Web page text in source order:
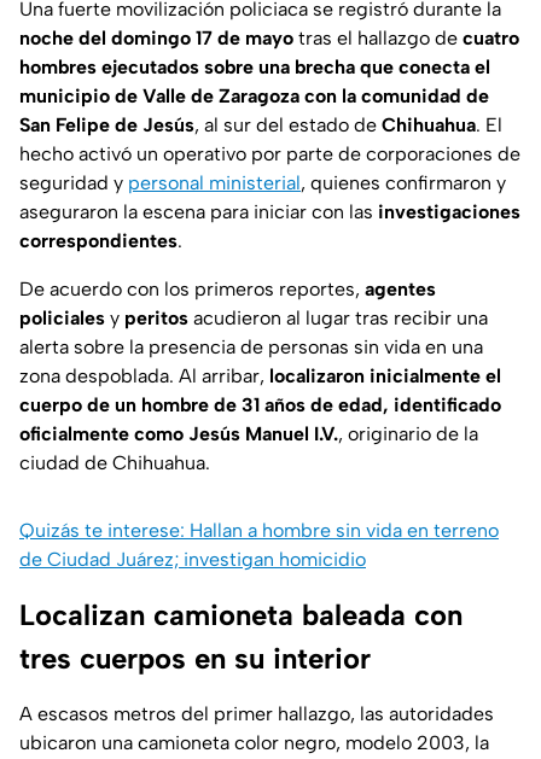
Una fuerte movilización policiaca se registró durante la
noche del domingo 17 de mayo tras el hallazgo de cuatro
hombres ejecutados sobre una brecha que conecta el
municipio de Valle de Zaragoza con la comunidad de
San Felipe de Jesús, al sur del estado de Chihuahua. El
hecho activó un operativo por parte de corporaciones de
seguridad y personal ministerial, quienes confirmaron y
aseguraron la escena para iniciar con las investigaciones
correspondientes.
De acuerdo con los primeros reportes, agentes
policiales y peritos acudieron al lugar tras recibir una
alerta sobre la presencia de personas sin vida en una
zona despoblada. Al arribar, localizaron inicialmente el
cuerpo de un hombre de 31 años de edad, identificado
oficialmente como Jesús Manuel I.V., originario de la
ciudad de Chihuahua.
Quizás te interese: Hallan a hombre sin vida en terreno
de Ciudad Juárez; investigan homicidio
Localizan camioneta baleada con
tres cuerpos en su interior
A escasos metros del primer hallazgo, las autoridades
ubicaron una camioneta color negro, modelo 2003, la